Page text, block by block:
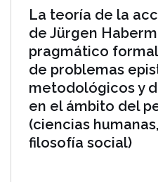
La teoría de la
de Jürgen
pragmático
de problemas
metodológicos y
en el ámbito del
(ciencias
filosofía social)